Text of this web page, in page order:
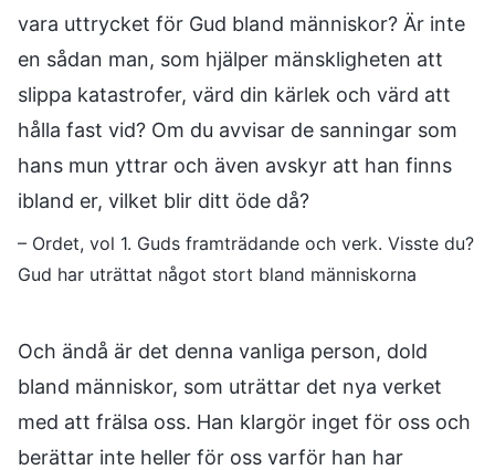
vara uttrycket för Gud bland människor? Är inte
en sådan man, som hjälper mänskligheten att
slippa katastrofer, värd din kärlek och värd att
hålla fast vid? Om du avvisar de sanningar som
hans mun yttrar och även avskyr att han finns
ibland er, vilket blir ditt öde då?
– Ordet, vol 1. Guds framträdande och verk. Visste du?
Gud har uträttat något stort bland människorna
Och ändå är det denna vanliga person, dold
bland människor, som uträttar det nya verket
med att frälsa oss. Han klargör inget för oss och
berättar inte heller för oss varför han har